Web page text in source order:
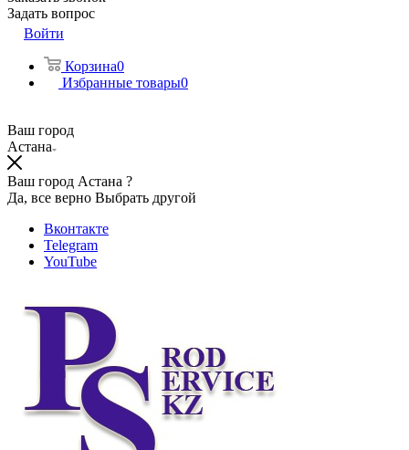
Задать вопрос
Войти
Корзина0
Избранные товары0
Ваш город
Астана
Ваш город Астана ?
Да, все верно Выбрать другой
Вконтакте
Telegram
YouTube